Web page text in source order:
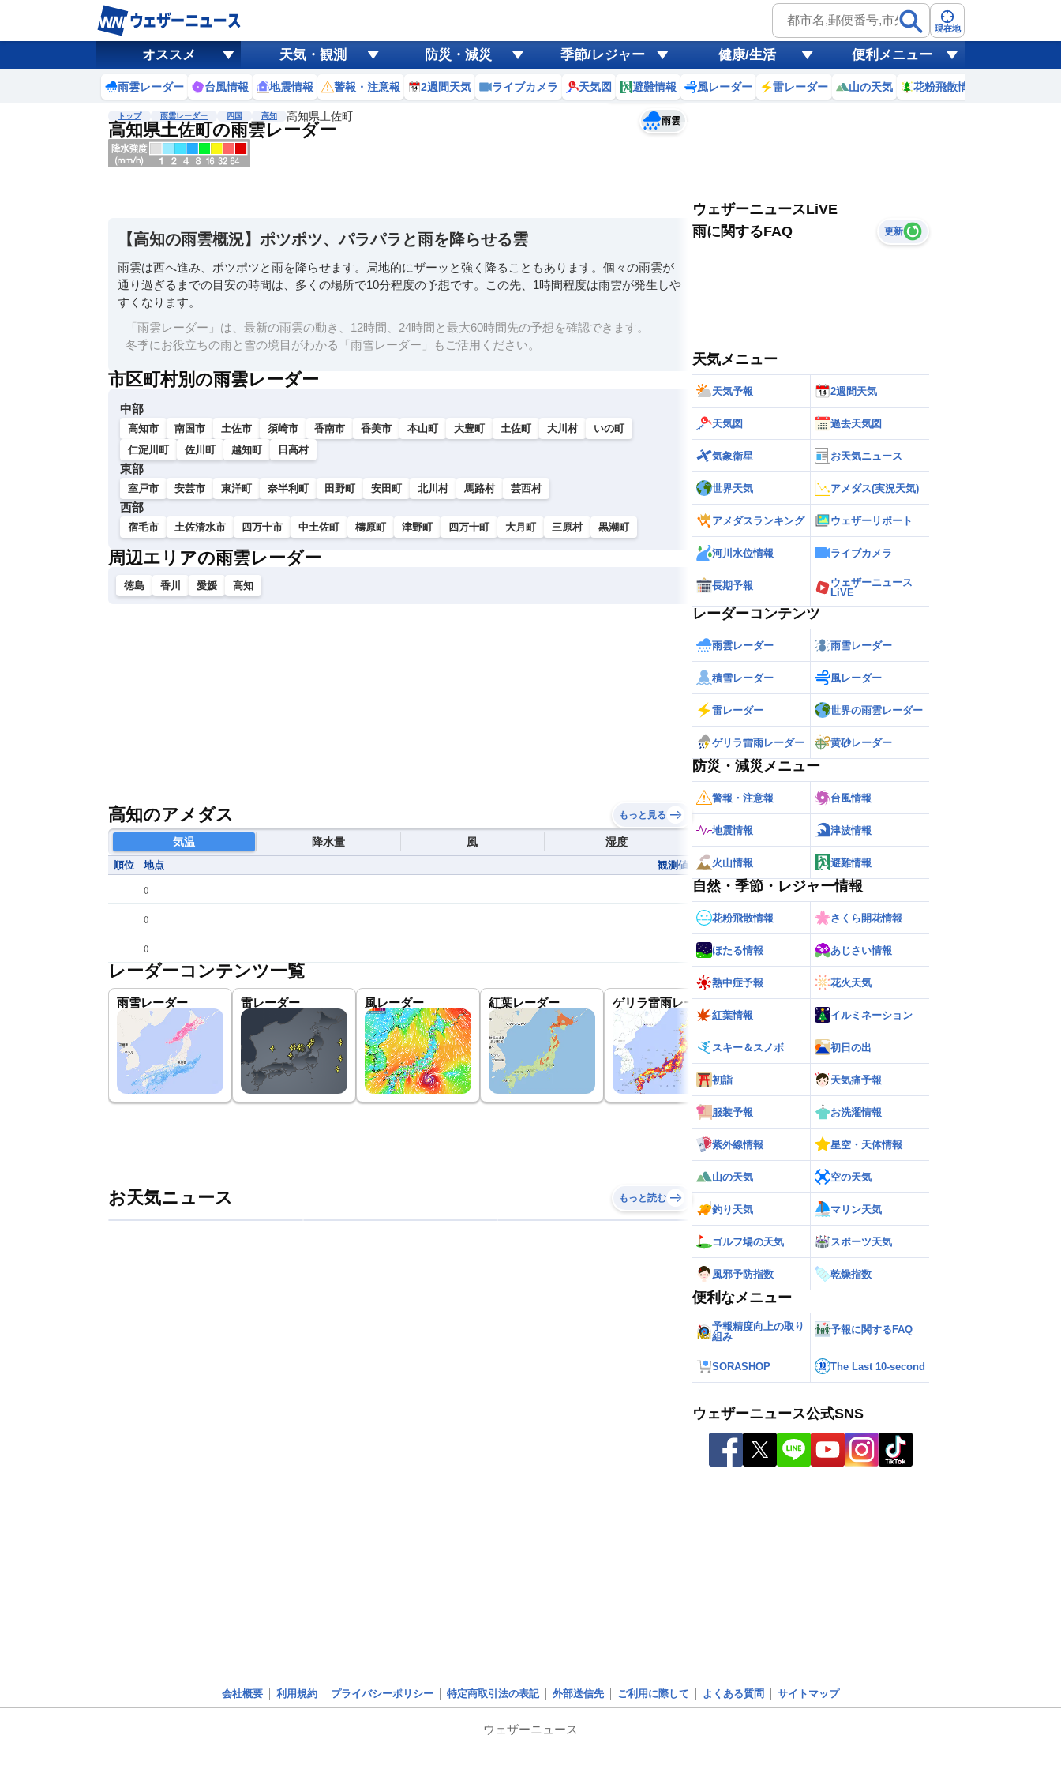
現在地
オススメ 天気・観測 防災・減災 季節/レジャー 健康/生活 便利メニュー
雨雲レーダー 台風情報 地震情報 警報・注意報 2週間天気 ライブカメラ 天気図 避難情報 風レーダー 雷レーダー 山の天気 花粉飛散情報
トップ 雨雲レーダー 四国 高知 高知県土佐町
高知県土佐町の雨雲レーダー 雨雲
予報士コメント
黄砂
天気 台風
【高知の雨雲概況】ポツポツ、パラパラと雨を降らせる雲
雨雲は西へ進み、ポツポツと雨を降らせます。局地的にザーッと強く降ることもあります。個々の雨雲が
通り過ぎるまでの目安の時間は、多くの場所で10分程度の予想です。この先、1時間程度は雨雲が発生しや
すくなります。
「雨雲レーダー」は、最新の雨雲の動き、12時間、24時間と最大60時間先の予想を確認できます。
冬季にお役立ちの雨と雪の境目がわかる「雨雪レーダー」もご活用ください。
市区町村別の雨雲レーダー
中部
高知市 南国市 土佐市 須崎市 香南市 香美市 本山町 大豊町 土佐町 大川村
いの町
仁淀川町
佐川町 越知町 日高村
東部
室戸市 安芸市 東洋町 奈半利町 田野町 安田町 北川村 馬路村 芸西村
西部
宿毛市 土佐清水市 四万十市 中土佐町 檮原町 津野町 四万十町 大月町 三原村 黒潮町
周辺エリアの雨雲レーダー
徳島 香川 愛媛 高知
高知のアメダス もっと見る
気温 降水量 風 湿度
順位 地点 観測値
()
()
()
レーダーコンテンツ一覧
雨雪レーダー 雷レーダー 風レーダー 紅葉レーダー ゲリラ雷雨レーダー 世界の雨雲レーダー
お天気ニュース もっと読む
ウェザーニュースLiVE
雨に関するFAQ
更新
天気メニュー
天気予報 2週間天気
天気図 過去天気図
気象衛星 お天気ニュース
世界天気 アメダス(実況天気)
アメダスランキング ウェザーリポート
河川水位情報 ライブカメラ
長期予報
ウェザーニュース
LiVE
レーダーコンテンツ
雨雲レーダー 雨雪レーダー
積雪レーダー 風レーダー
雷レーダー 世界の雨雲レーダー
ゲリラ雷雨レーダー 黄砂レーダー
防災・減災メニュー
警報・注意報 台風情報
地震情報 津波情報
火山情報 避難情報
自然・季節・レジャー情報
花粉飛散情報 さくら開花情報
ほたる情報 あじさい情報
熱中症予報 花火天気
紅葉情報 イルミネーション
スキー＆スノボ 初日の出
初詣 天気痛予報
服装予報 お洗濯情報
紫外線情報 星空・天体情報
山の天気 空の天気
釣り天気 マリン天気
ゴルフ場の天気 スポーツ天気
風邪予防指数 乾燥指数
便利なメニュー
予報精度向上の取り
組み
予報に関するFAQ
SORASHOP The Last 10-second
ウェザーニュース公式SNS
会社概要 利用規約 プライバシーポリシー 特定商取引法の表記 外部送信先 ご利用に際して よくある質問 サイトマップ
ウェザーニュース